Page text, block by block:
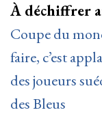
À déchiffrer
Coupe du
faire, c’est
des joueurs
des Bleus